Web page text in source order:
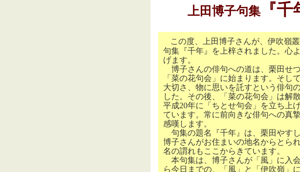
上田博子句集 『千
この度、上田博子さんが、伊吹嶺
句集『千年』を上梓されました。心
げます。
博子さんの俳句への道は、栗田せ
「菜の花句会」に始まります。そし
大切さ、物に思いを託すという俳句
した。その後、「菜の花句会」は解
平成20年に「ちとせ句会」を立ち上
ています。常に前向きな俳句への真
感嘆します。
句集の題名『千年』は、栗田やすし
博子さんがお住まいの地名からとら
名の謂れもここからきています。
本句集は、博子さんが「風」に入
ら今日までの、「風」と「伊吹嶺」